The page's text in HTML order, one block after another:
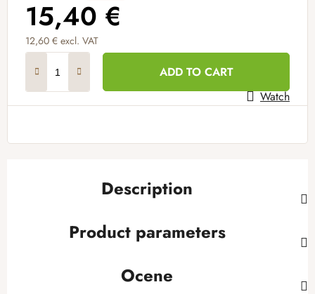
15,40 €
12,60 € excl. VAT
ADD TO CART
Watch
Description
Product parameters
Ocene